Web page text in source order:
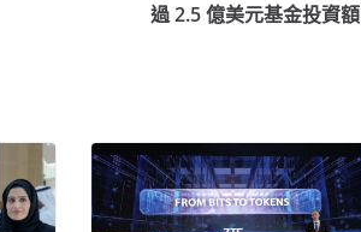
過 2.5 億美元基金投資額